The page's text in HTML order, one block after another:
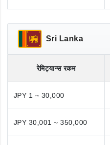
Sri Lanka
रेमिट्यान्स रकम
JPY 1 ~ 30,000
JPY 30,001 ~ 350,000